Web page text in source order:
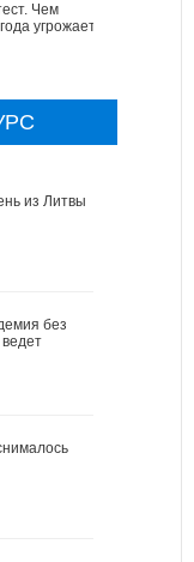
Чем
угрожает
из Литвы
без
ведет